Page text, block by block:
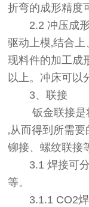
折弯的成形精度
2.2 冲压成形
驱动上模‚结合
现料件的加工成
以上。冲床可以
3、联接
钣金联接是将
‚从而得到所需
铆接、螺纹联接
3.1 焊接可分
等。
3.1.1 CO2焊